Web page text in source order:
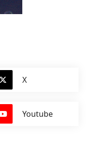
X
Youtube